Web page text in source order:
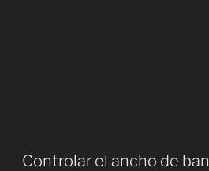
Controlar el ancho de